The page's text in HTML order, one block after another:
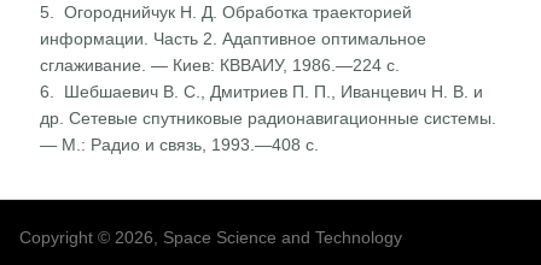
5. Огороднийчук Н. Д. Обработка траекторией
информации. Часть 2. Адаптивное оптимальное
сглаживание. — Киев: КВВАИУ, 1986.—224 с.
6. Шебшаевич В. С., Дмитриев П. П., Иванцевич Н. В. и
др. Сетевые спутниковые радионавигационные системы.
— М.: Радио и связь, 1993.—408 с.
Copyright © 2026, Space Science and Technology